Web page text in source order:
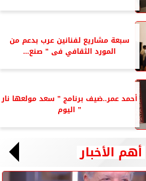
سبعة مشاريع لفنانين عرب بدعم من
المورد الثقافي فى ” صنع...
أحمد عمر..ضيف برنامج ” سعد مولعها نار
” اليوم
أهم الأخبار